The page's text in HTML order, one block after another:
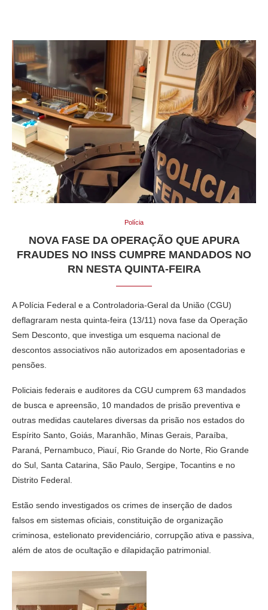
Polícia
NOVA FASE DA OPERAÇÃO QUE APURA
FRAUDES NO INSS CUMPRE MANDADOS NO
RN NESTA QUINTA-FEIRA
A Polícia Federal e a Controladoria-Geral da União (CGU)
deflagraram nesta quinta-feira (13/11) nova fase da Operação
Sem Desconto, que investiga um esquema nacional de
descontos associativos não autorizados em aposentadorias e
pensões.
Policiais federais e auditores da CGU cumprem 63 mandados
de busca e apreensão, 10 mandados de prisão preventiva e
outras medidas cautelares diversas da prisão nos estados do
Espírito Santo, Goiás, Maranhão, Minas Gerais, Paraíba,
Paraná, Pernambuco, Piauí, Rio Grande do Norte, Rio Grande
do Sul, Santa Catarina, São Paulo, Sergipe, Tocantins e no
Distrito Federal.
Estão sendo investigados os crimes de inserção de dados
falsos em sistemas oficiais, constituição de organização
criminosa, estelionato previdenciário, corrupção ativa e passiva,
além de atos de ocultação e dilapidação patrimonial.